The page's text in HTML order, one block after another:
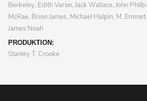
Berkeley, Edith Varon, Jack Wallace, John
McRae, Brion James, Michael Halpin, M.
James Noah
PRODUKTION:
Stanley T. Crooke